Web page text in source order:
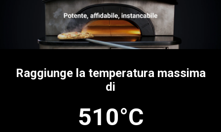
Raggiunge la temperatura massima
di
510°C